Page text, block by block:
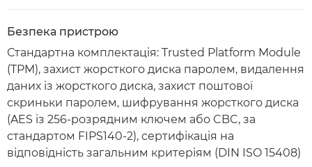
Безпека пристрою
Стандартна комплектація: Trusted Platform Module
(TPM), захист жорсткого диска паролем, видалення
даних із жорсткого диска, захист поштової
скриньки паролем, шифрування жорсткого диска
(AES із 256-розрядним ключем або CBC, за
стандартом FIPS140-2), сертифікація на
відповідність загальним критеріям (DIN ISO 15408)